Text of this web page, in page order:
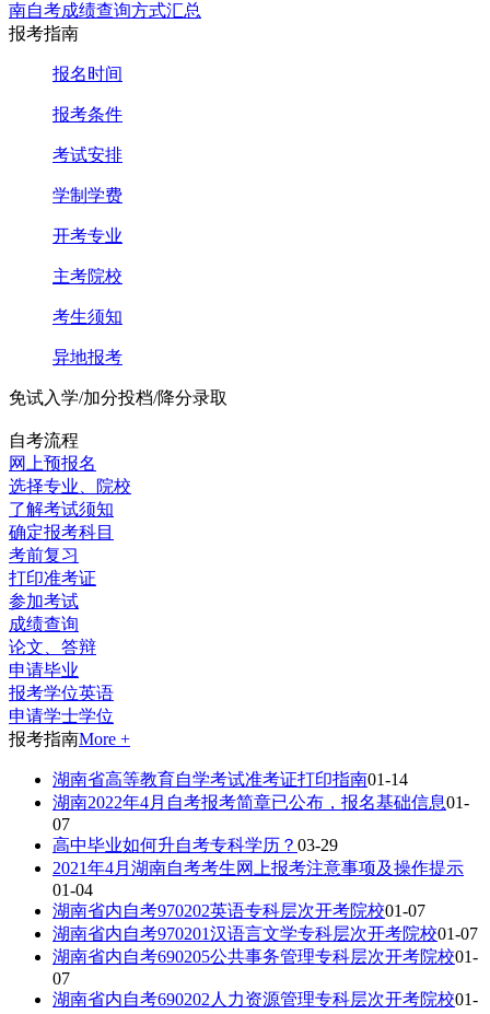
南自考成绩查询方式汇总
报考指南
报名时间
报考条件
考试安排
学制学费
开考专业
主考院校
考生须知
异地报考
免试入学/加分投档/降分录取
自考流程
网上预报名
选择专业、院校
了解考试须知
确定报考科目
考前复习
打印准考证
参加考试
成绩查询
论文、答辩
申请毕业
报考学位英语
申请学士学位
报考指南More +
湖南省高等教育自学考试准考证打印指南01-14
湖南2022年4月自考报考简章已公布，报名基础信息01-
07
高中毕业如何升自考专科学历？ 03-29
2021年4月湖南自考考生网上报考注意事项及操作提示
01-04
湖南省内自考970202英语专科层次开考院校01-07
湖南省内自考970201汉语言文学专科层次开考院校01-07
湖南省内自考690205公共事务管理专科层次开考院校01-
07
湖南省内自考690202人力资源管理专科层次开考院校01-